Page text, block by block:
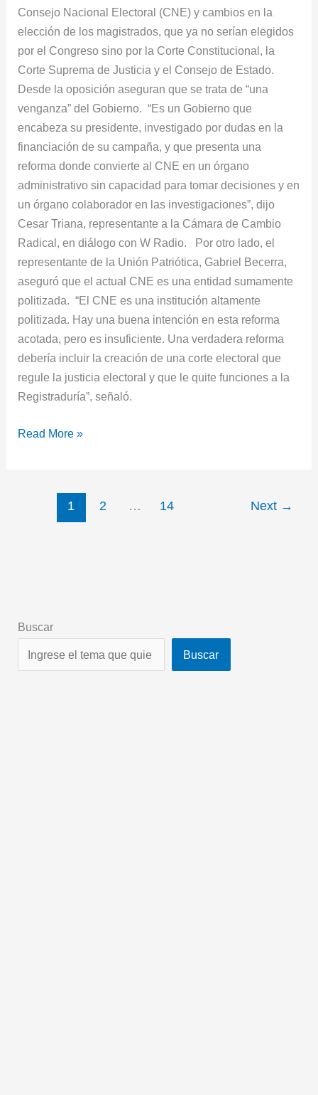
Consejo Nacional Electoral (CNE) y cambios en la
elección de los magistrados, que ya no serían elegidos
por el Congreso sino por la Corte Constitucional, la
Corte Suprema de Justicia y el Consejo de Estado.
Desde la oposición aseguran que se trata de “una
venganza” del Gobierno. “Es un Gobierno que
encabeza su presidente, investigado por dudas en la
financiación de su campaña, y que presenta una
reforma donde convierte al CNE en un órgano
administrativo sin capacidad para tomar decisiones y en
un órgano colaborador en las investigaciones”, dijo
Cesar Triana, representante a la Cámara de Cambio
Radical, en diálogo con W Radio. Por otro lado, el
representante de la Unión Patriótica, Gabriel Becerra,
aseguró que el actual CNE es una entidad sumamente
politizada. “El CNE es una institución altamente
politizada. Hay una buena intención en esta reforma
acotada, pero es insuficiente. Una verdadera reforma
debería incluir la creación de una corte electoral que
regule la justicia electoral y que le quite funciones a la
Registraduría”, señaló.
Read More »
1 2 … 14 Next →
Buscar
Buscar